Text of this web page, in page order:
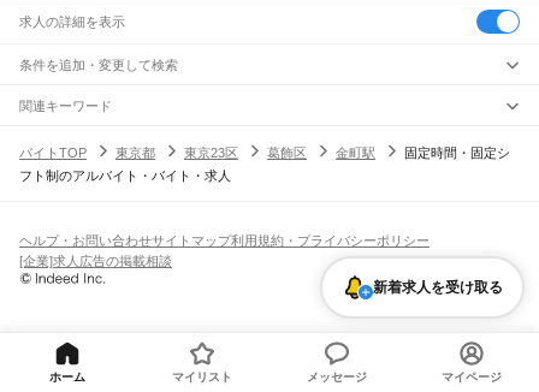
求人の詳細を表示
条件を追加・変更して検索
市区町村を追加・変更
東京都すべて
東京23区すべて
江戸川区
八王子市立川市武蔵野市 昭島市
小平市日野市 狛江市東大和市清瀬市
あきる野市
駅を追加・変更
JR山手線
大崎駅五反田駅目黒駅恵比寿駅 代々木駅新宿駅新大久保駅
高田馬場駅
田端駅 西日暮里駅日暮里駅鶯谷駅
新橋駅浜松町駅
JR南武線
矢野口駅
南多摩駅府中本町駅 分倍河原駅西府駅 矢川駅西国立駅
職種を追加・変更
飲食・フードサービスすべて
ホールスタッフキッチンスタッフ 精肉・鮮魚加工給食調理
パン屋（ベーカリー）
バー（BAR）・バーテンダー
飲食店（店長・マネージャー）
テレフォンアポインター（テレアポ） ルートセールス
フードカウンター販売員アパレル
家電量販店・携帯販売（携帯ショップ）
人気
日払いOK高校生歓迎 髪型・髪色自由ひげOK ネイルOK
留学生・外国人活躍中
単発・1日OK
期間限定（春夏冬休み等）
シフト
土日祝のみOK
平日のみOK 週1日からOK 週2・3日からOK 週4日以上OK
雇用形態を追加・変更
契約社員
派遣社員
業務委託
関連キーワード
バイトTOP
東京都 東京23区 葛飾区 金町駅
固定時間・固定シ
フト制のアルバイト・バイト・求人
新着求人を受け取る
ヘルプ・お問い合わせサイトマップ利用規約・プライバシーポリシー
[企業]求人広告の掲載相談
ホーム マイリスト メッセージ マイページ